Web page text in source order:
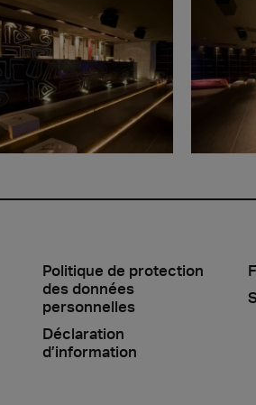
Politique de protection
des données
personnelles
Déclaration
d’information